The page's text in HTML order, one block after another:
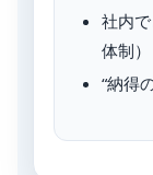
社内
体制）
“納得